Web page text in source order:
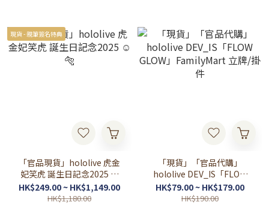
リオナ / 虎金妃笑虎 / 水宮枢
/ 輪堂千速 / 綺々羅々ヴィヴ
ィ)
現貨 - 親筆簽名特典
「官品現貨」hololive 虎金
妃笑虎 誕生日記念2025 ☺️
🐅
HK$249.00 ~ HK$1,149.00
HK$1,180.00
「現貨」「官品代購」
hololive DEV_IS「FLOW
GLOW」FamilyMart 立牌/
掛件
HK$79.00 ~ HK$179.00
HK$190.00